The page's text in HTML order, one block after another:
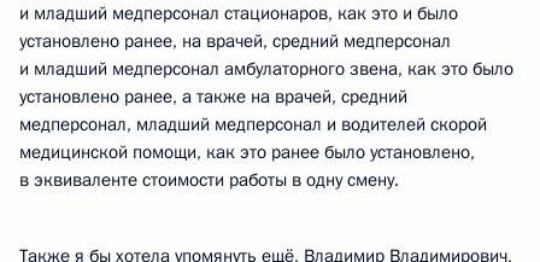
и младший медперсонал стационаров, как это и было
установлено ранее, на врачей, средний медперсонал
и младший медперсонал амбулаторного звена, как это было
установлено ранее, а также на врачей, средний
медперсонал, младший медперсонал и водителей скорой
медицинской помощи, как это ранее было установлено,
в эквиваленте стоимости работы в одну смену.
Также я бы хотела упомянуть ещё, Владимир Владимирович,